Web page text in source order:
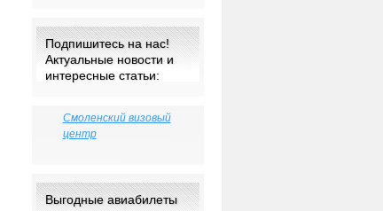
Подпишитесь на нас!
Актуальные новости и
интересные статьи:
Смоленский визовый
центр
Выгодные авиабилеты